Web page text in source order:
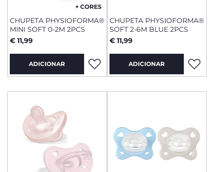
+ CORES
CHUPETA PHYSIOFORMA®
MINI SOFT 0-2M 2PCS
€ 11,99
ADICIONAR
CHUPETA PHYSIOFORMA®
SOFT 2-6M BLUE 2PCS
€ 11,99
ADICIONAR